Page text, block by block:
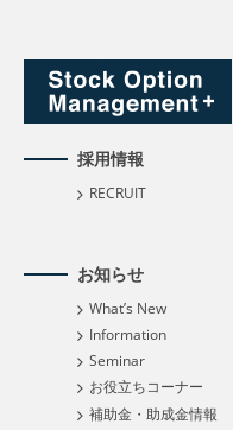
採用情報
RECRUIT
お知らせ
What’s New
Information
Seminar
お役立ちコーナー
補助金・助成金情報